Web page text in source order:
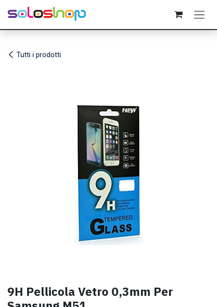
Passa al contenuto
Tutti i prodotti
9H Pellicola Vetro 0,3mm Per